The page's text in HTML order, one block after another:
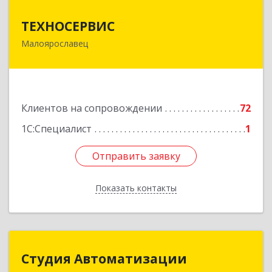
ТЕХНОСЕРВИС
Малоярославец
Клиентов на сопровождении
72
1С:Специалист
1
Отправить заявку
Показать контакты
249094, Калужская обл, Малоярославецкий р-н,
Отправить заявку
Назад
Студия Автоматизации